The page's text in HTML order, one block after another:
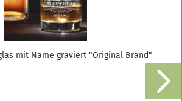
mit Name graviert "Original Brand"